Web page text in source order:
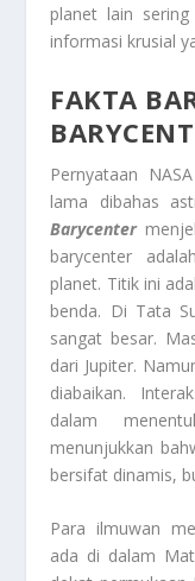
planet lain
informasi krusial
FAKTA
Pernyataan
lama dibahas
Barycenter
barycenter
planet. Titik ini
benda. Di Tata
sangat besar.
dari Jupiter.
diabaikan.
dalam
menunjukkan
bersifat dinamis,
Para ilmuwan
ada di dalam